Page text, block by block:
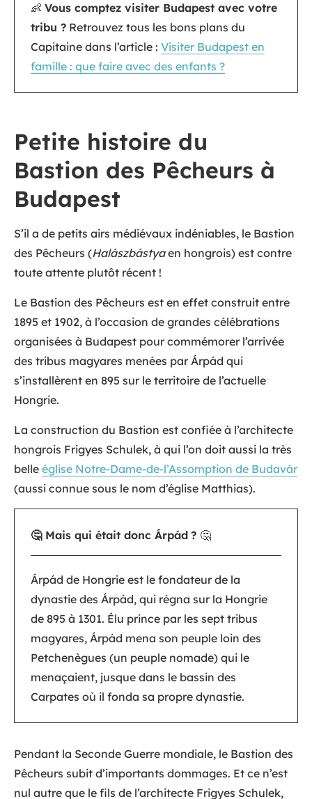
👶Vous comptez visiter Budapest avec votre
tribu ? Retrouvez tous les bons plans du
Capitaine dans l’article :Visiter Budapest en
famille : que faire avec des enfants ?
Petite histoire du
Bastion des Pêcheurs à
Budapest
S’il a de petits airs médiévaux indéniables, le Bastion
des Pêcheurs (Halászbástyaen hongrois) est contre
toute attente plutôt récent !
Le Bastion des Pêcheurs est en effet construit entre
1895 et 1902, à l’occasion de grandes célébrations
organisées à Budapest pour commémorer l’arrivée
des tribus magyares menées par Árpád qui
s’installèrent en 895 sur le territoire de l’actuelle
Hongrie.
La construction du Bastion est confiée à l’architecte
hongrois Frigyes Schulek, à qui l’on doit aussi la très
belle église Notre-Dame-de-l’Assomption de Budavár
(aussi connue sous le nom d’église Matthias).
🤔 Mais qui était donc Árpád ? 🤔
Árpád de Hongrie est le fondateur de la
dynastie des Árpád, qui régna sur la Hongrie
de 895 à 1301. Élu prince par les sept tribus
magyares, Árpád mena son peuple loin des
Petchenègues (un peuple nomade) qui le
menaçaient, jusque dans le bassin des
Carpates où il fonda sa propre dynastie.
Pendant la Seconde Guerre mondiale, le Bastion des
Pêcheurs subit d’importants dommages. Et ce n’est
nul autre que le fils de l’architecte Frigyes Schulek,